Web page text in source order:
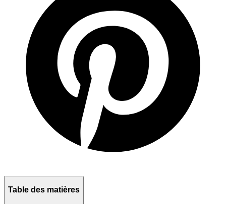
Table des matières